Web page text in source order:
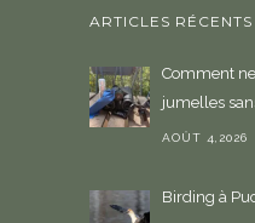
l
n
g
ARTICLES RÉCENTS
Comment
jumelles
AOÛT 4,2026
Birding à